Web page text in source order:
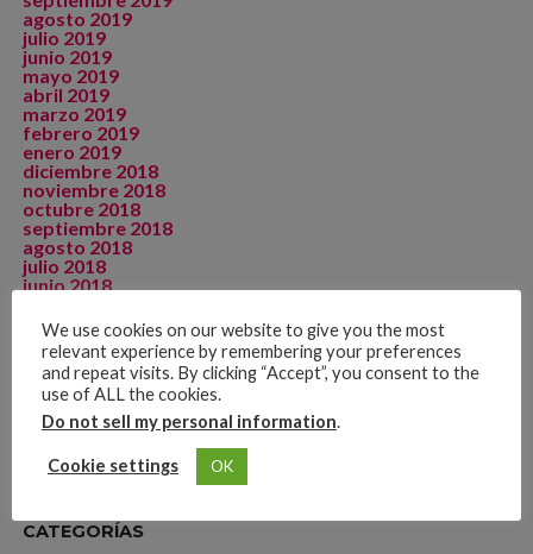
agosto 2019
julio 2019
junio 2019
mayo 2019
abril 2019
marzo 2019
febrero 2019
enero 2019
diciembre 2018
noviembre 2018
octubre 2018
septiembre 2018
agosto 2018
julio 2018
junio 2018
abril 2018
diciembre 2017
septiembre 2015
agosto 2015
julio 2015
mayo 2015
noviembre 2014
CATEGORÍAS
We use cookies on our website to give you the most
relevant experience by remembering your preferences
and repeat visits. By clicking “Accept”, you consent to the
use of ALL the cookies.
Do not sell my personal information.
Cookie settings OK